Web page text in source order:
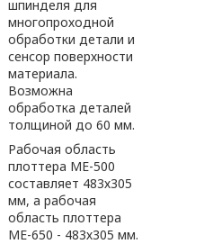
шпинделя для
многопроходной
обработки детали и
сенсор поверхности
материала.
Возможна
обработка деталей
толщиной до 60 мм.
Рабочая область
плоттера МЕ-500
составляет 483х305
мм, а рабочая
область плоттера
МЕ-650 - 483х305 мм.